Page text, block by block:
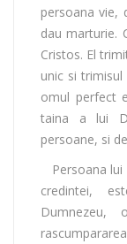
persoana vie,
dau marturie.
Cristos. El
unic si
omul perfect
taina a lui
persoane, si
Persoana lui
credintei,